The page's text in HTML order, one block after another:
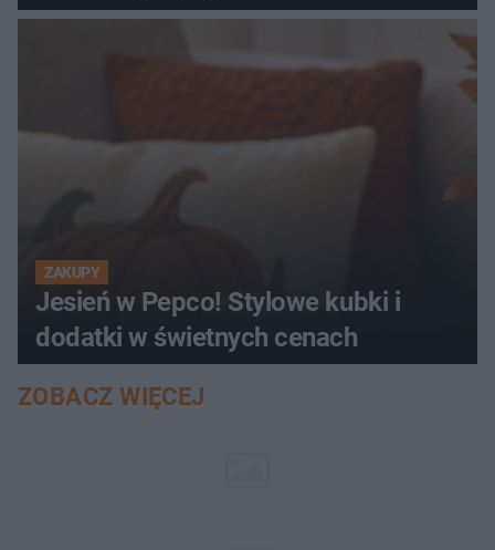
ZAKUPY
Jesień w Pepco! Stylowe kubki i
dodatki w świetnych cenach
ZOBACZ WIĘCEJ